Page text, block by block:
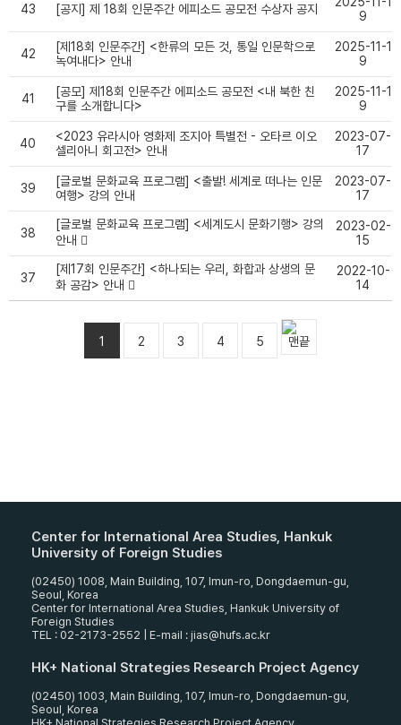
43 [공지] 제 18회 인문주간 에피소드 공모전 수상자 공지
9
42
[제18회 인문주간] <한류의 모든 것, 통일 인문학으로
녹여내다> 안내
2025-11-1
9
41
[공모] 제18회 인문주간 에피소드 공모전 <내 북한 친
구를 소개합니다>
2025-11-1
9
40
<2023 유라시아 영화제 조지아 특별전 - 오타르 이오
셀리아니 회고전> 안내
2023-07-
17
39
[글로벌 문화교육 프로그램] <출발! 세계로 떠나는 인문
여행> 강의 안내
2023-07-
17
38
[글로벌 문화교육 프로그램] <세계도시 문화기행> 강의
안내
2023-02-
15
37
[제17회 인문주간] <하나되는 우리, 화합과 상생의 문
화 공감> 안내
2022-10-
14
1 2 3 4 5
Center for International Area Studies, Hankuk
University of Foreign Studies
(02450) 1008, Main Building, 107, Imun-ro, Dongdaemun-gu,
Seoul, Korea
Center for International Area Studies, Hankuk University of
Foreign Studies
TEL : 02-2173-2552 | E-mail : jias@hufs.ac.kr
HK+ National Strategies Research Project Agency
(02450) 1003, Main Building, 107, Imun-ro, Dongdaemun-gu,
Seoul, Korea